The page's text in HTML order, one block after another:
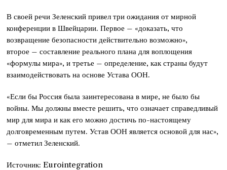
В своей речи Зеленский привел три ожидания от мирной
конференции в Швейцарии. Первое – «доказать, что
возвращение безопасности действительно возможно»,
второе – составление реального плана для воплощения
«формулы мира», и третье – определение, как страны будут
взаимодействовать на основе Устава ООН.
«Если бы Россия была заинтересована в мире, не было бы
войны. Мы должны вместе решить, что означает справедливый
мир для мира и как его можно достичь по-настоящему
долговременным путем. Устав ООН является основой для нас»,
– отметил Зеленский.
Источник: Eurointegration